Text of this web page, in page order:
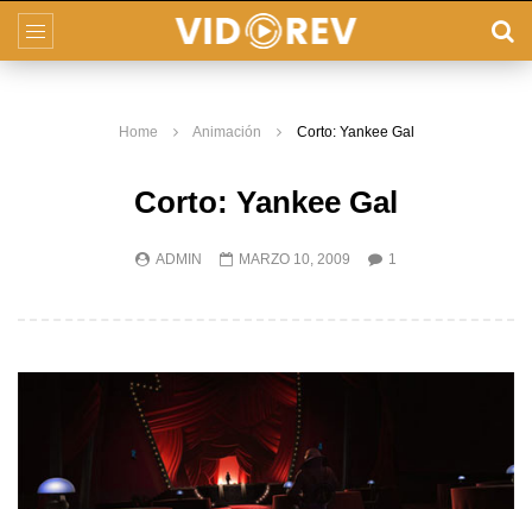
Home Animación Corto: Yankee Gal
Corto: Yankee Gal
ADMIN MARZO 10, 2009 1